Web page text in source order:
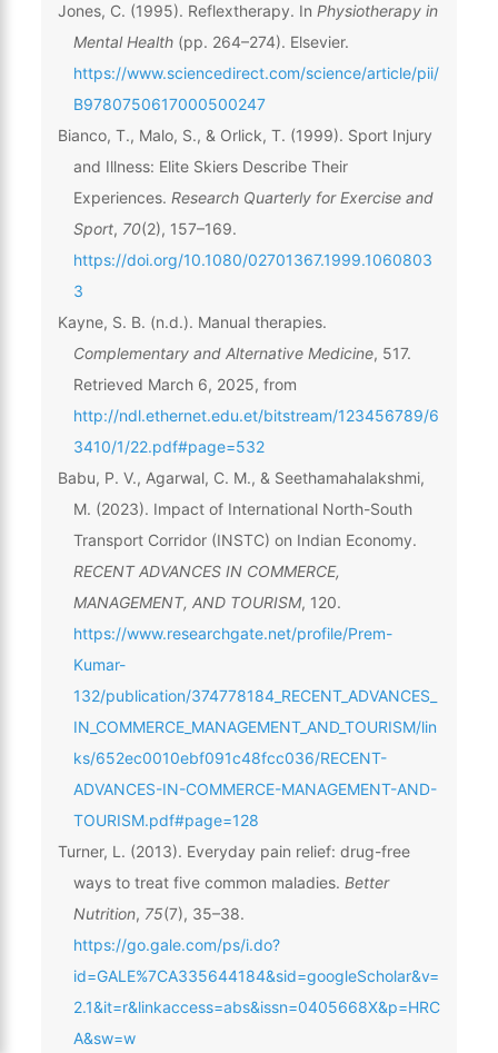
Jones, C. (1995). Reflextherapy. In Physiotherapy in
Mental Health(pp. 264–274). Elsevier.
https://www.sciencedirect.com/science/article/pii/
B9780750617000500247
Bianco, T., Malo, S., & Orlick, T. (1999). Sport Injury
and Illness: Elite Skiers Describe Their
Experiences. Research Quarterly for Exercise and
Sport, 70(2), 157–169.
https://doi.org/10.1080/02701367.1999.1060803
3
Kayne, S. B. (n.d.). Manual therapies.
Complementary and Alternative Medicine, 517.
Retrieved March 6, 2025, from
http://ndl.ethernet.edu.et/bitstream/123456789/6
3410/1/22.pdf#page=532
Babu, P. V., Agarwal, C. M., & Seethamahalakshmi,
M. (2023). Impact of International North-South
Transport Corridor (INSTC) on Indian Economy.
RECENT ADVANCES IN COMMERCE,
MANAGEMENT, AND TOURISM, 120.
https://www.researchgate.net/profile/Prem-
Kumar-
132/publication/374778184_RECENT_ADVANCES_
IN_COMMERCE_MANAGEMENT_AND_TOURISM/lin
ks/652ec0010ebf091c48fcc036/RECENT-
ADVANCES-IN-COMMERCE-MANAGEMENT-AND-
TOURISM.pdf#page=128
Turner, L. (2013). Everyday pain relief: drug-free
ways to treat five common maladies. Better
Nutrition, 75(7), 35–38.
https://go.gale.com/ps/i.do?
id=GALE%7CA335644184&sid=googleScholar&v=
2.1&it=r&linkaccess=abs&issn=0405668X&p=HRC
A&sw=w